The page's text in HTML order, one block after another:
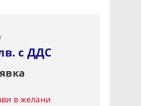
с ДДС
в желани